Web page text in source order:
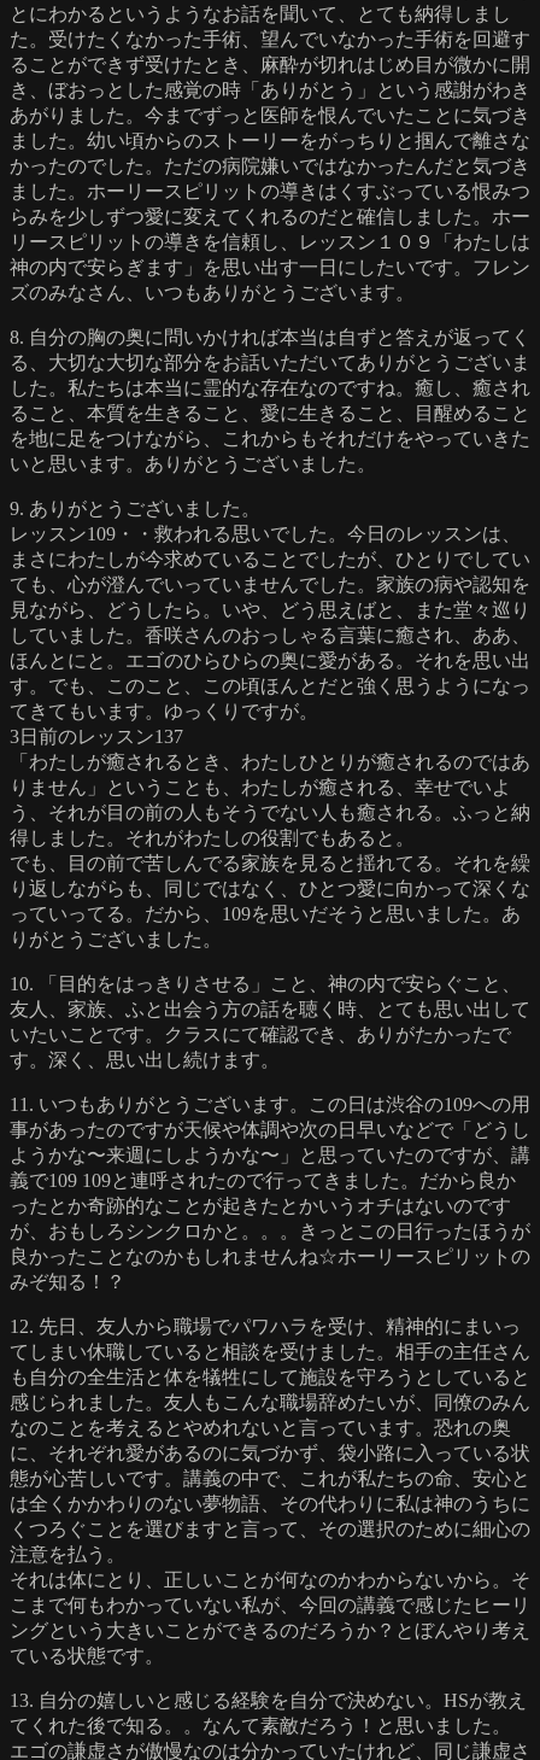
とにわかるというようなお話を聞いて、とても納得しまし
た。受けたくなかった手術、望んでいなかった手術を回避す
ることができず受けたとき、麻酔が切れはじめ目が微かに開
き、ぼおっとした感覚の時「ありがとう」という感謝がわき
あがりました。今までずっと医師を恨んでいたことに気づき
ました。幼い頃からのストーリーをがっちりと掴んで離さな
かったのでした。ただの病院嫌いではなかったんだと気づき
ました。ホーリースピリットの導きはくすぶっている恨みつ
らみを少しずつ愛に変えてくれるのだと確信しました。ホー
リースピリットの導きを信頼し、レッスン１０９「わたしは
神の内で安らぎます」を思い出す一日にしたいです。フレン
ズのみなさん、いつもありがとうございます。
8. 自分の胸の奥に問いかければ本当は自ずと答えが返ってく
る、大切な大切な部分をお話いただいてありがとうございま
した。私たちは本当に霊的な存在なのですね。癒し、癒され
ること、本質を生きること、愛に生きること、目醒めること
を地に足をつけながら、これからもそれだけをやっていきた
いと思います。ありがとうございました。
9. ありがとうございました。
レッスン109・・救われる思いでした。今日のレッスンは、
まさにわたしが今求めていることでしたが、ひとりでしてい
ても、心が澄んでいっていませんでした。家族の病や認知を
見ながら、どうしたら。いや、どう思えばと、また堂々巡り
していました。香咲さんのおっしゃる言葉に癒され、ああ、
ほんとにと。エゴのひらひらの奥に愛がある。それを思い出
す。でも、このこと、この頃ほんとだと強く思うようになっ
てきてもいます。ゆっくりですが。
3日前のレッスン137
「わたしが癒されるとき、わたしひとりが癒されるのではあ
りません」ということも、わたしが癒される、幸せでいよ
う、それが目の前の人もそうでない人も癒される。ふっと納
得しました。それがわたしの役割でもあると。
でも、目の前で苦しんでる家族を見ると揺れてる。それを繰
り返しながらも、同じではなく、ひとつ愛に向かって深くな
っていってる。だから、109を思いだそうと思いました。あ
りがとうございました。
10. 「目的をはっきりさせる」こと、神の内で安らぐこと、
友人、家族、ふと出会う方の話を聴く時、とても思い出して
いたいことです。クラスにて確認でき、ありがたかったで
す。深く、思い出し続けます。
11. いつもありがとうございます。この日は渋谷の109への用
事があったのですが天候や体調や次の日早いなどで「どうし
ようかな〜来週にしようかな〜」と思っていたのですが、講
義で109 109と連呼されたので行ってきました。だから良か
ったとか奇跡的なことが起きたとかいうオチはないのです
が、おもしろシンクロかと。。。きっとこの日行ったほうが
良かったことなのかもしれませんね☆ホーリースピリットの
みぞ知る！？
12. 先日、友人から職場でパワハラを受け、精神的にまいっ
てしまい休職していると相談を受けました。相手の主任さん
も自分の全生活と体を犠牲にして施設を守ろうとしていると
感じられました。友人もこんな職場辞めたいが、同僚のみん
なのことを考えるとやめれないと言っています。恐れの奥
に、それぞれ愛があるのに気づかず、袋小路に入っている状
態が心苦しいです。講義の中で、これが私たちの命、安心と
は全くかかわりのない夢物語、その代わりに私は神のうちに
くつろぐことを選びますと言って、その選択のために細心の
注意を払う。
それは体にとり、正しいことが何なのかわからないから。そ
こまで何もわかっていない私が、今回の講義で感じたヒーリ
ングという大きいことができるのだろうか？とぼんやり考え
ている状態です。
13. 自分の嬉しいと感じる経験を自分で決めない。HSが教え
てくれた後で知る。。なんて素敵だろう！と思いました。
エゴの謙虚さが傲慢なのは分かっていたけれど、同じ謙虚さ